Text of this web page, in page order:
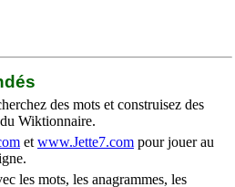
des mots et construisez des
Wiktionnaire.
et www.Jette7.com pour jouer au
les mots, les anagrammes, les